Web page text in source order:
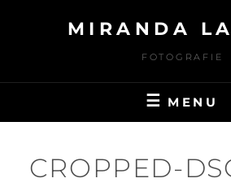
MIRANDA
FOTOGRAFIE
MENU
CROPPED-